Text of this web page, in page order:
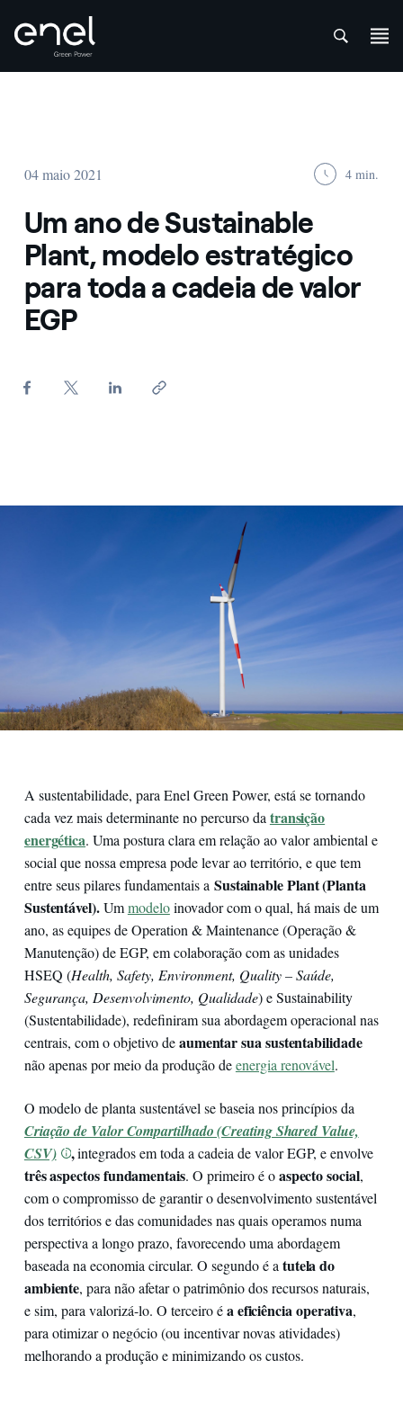
04 maio 2021 4 min.
Um ano de Sustainable
Plant, modelo estratégico
para toda a cadeia de valor
EGP
A sustentabilidade, para Enel Green Power, está se tornando
cada vez mais determinante no percurso da transição
energética. Uma postura clara em relação ao valor ambiental e
social que nossa empresa pode levar ao território, e que tem
entre seus pilares fundamentais a Sustainable Plant (Planta
Sustentável).Ummodeloinovador com o qual, há mais de um
ano, as equipes de Operation & Maintenance (Operação &
Manutenção) de EGP, em colaboração com as unidades
HSEQ (Health, Safety, Environment, Quality – Saúde,
Segurança, Desenvolvimento, Qualidade) e Sustainability
(Sustentabilidade), redefiniram sua abordagem operacional nas
centrais, com o objetivo deaumentar sua sustentabilidade
não apenas por meio da produção deenergia renovável.
O modelo de planta sustentável se baseia nos princípios da
Criação de Valor Compartilhado (Creating Shared Value,
CSV)
,integrados em toda a cadeia de valor EGP, e envolve
três aspectos fundamentais. O primeiro é oaspecto social,
com o compromisso de garantir o desenvolvimento sustentável
dos territórios e das comunidades nas quais operamos numa
perspectiva a longo prazo, favorecendo uma abordagem
baseada na economia circular. O segundo é a tutela do
ambiente, para não afetar o patrimônio dos recursos naturais,
e sim, para valorizá-lo. O terceiro éa eficiência operativa,
para otimizar o negócio (ou incentivar novas atividades)
melhorando a produção e minimizando os custos.